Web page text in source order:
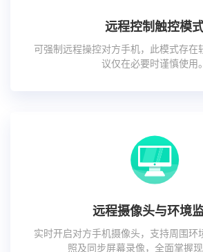
远程控制触控模
可强制远程操控对方手机，此模式存在
议仅在必要时谨慎使用。
远程摄像头与环境
实时开启对方手机摄像头，支持周围环
照及同步屏幕录像，全面掌握现